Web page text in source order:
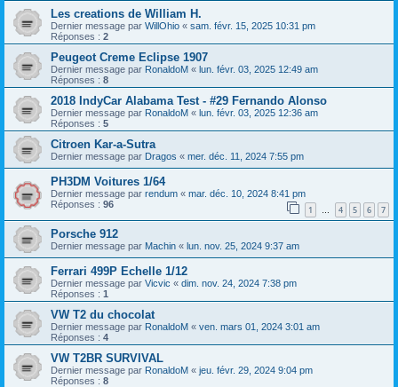
Les creations de William H.
Dernier message par WillOhio « sam. févr. 15, 2025 10:31 pm
Réponses : 2
Peugeot Creme Eclipse 1907
Dernier message par RonaldoM « lun. févr. 03, 2025 12:49 am
Réponses : 8
2018 IndyCar Alabama Test - #29 Fernando Alonso
Dernier message par RonaldoM « lun. févr. 03, 2025 12:36 am
Réponses : 5
Citroen Kar-a-Sutra
Dernier message par Dragos « mer. déc. 11, 2024 7:55 pm
PH3DM Voitures 1/64
Dernier message par rendum « mar. déc. 10, 2024 8:41 pm
Réponses : 96 1 … 4 5 6 7
Porsche 912
Dernier message par Machin « lun. nov. 25, 2024 9:37 am
Ferrari 499P Echelle 1/12
Dernier message par Vicvic « dim. nov. 24, 2024 7:38 pm
Réponses : 1
VW T2 du chocolat
Dernier message par RonaldoM « ven. mars 01, 2024 3:01 am
Réponses : 4
VW T2BR SURVIVAL
Dernier message par RonaldoM « jeu. févr. 29, 2024 9:04 pm
Réponses : 8